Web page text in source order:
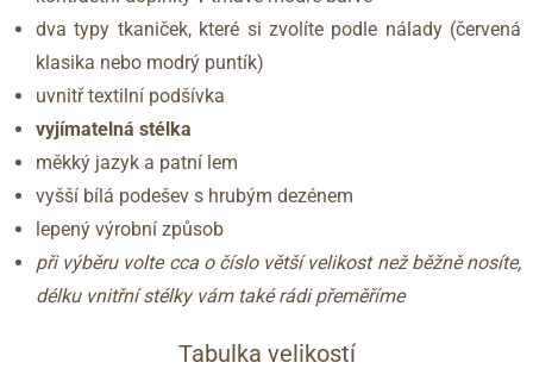
dva typy tkaniček, které si zvolíte podle nálady (červená
klasika nebo modrý puntík)
uvnitř textilní podšívka
vyjímatelná stélka
měkký jazyk a patní lem
vyšší bílá podešev s hrubým dezénem
lepený výrobní způsob
při výběru volte cca o číslo větší velikost než běžně nosíte,
délku vnitřní stélky vám také rádi přeměříme
Tabulka velikostí